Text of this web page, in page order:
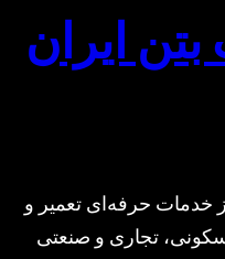
ایران
خدمات حرفه‌ای تعمیر و
تجاری و صنعتی